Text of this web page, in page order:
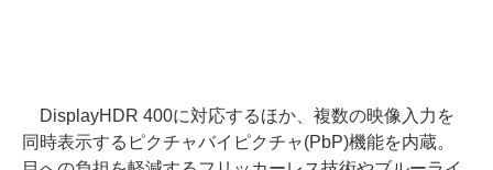
DisplayHDR 400に対応するほか、複数の映像入力を
同時表示するピクチャバイピクチャ(PbP)機能を内蔵。